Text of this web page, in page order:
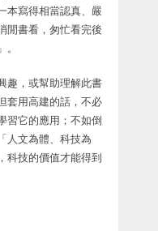
本寫得相當認真、嚴
閒書看，匆忙看完後
趣，或幫助理解此書
套用高建的話，不必
習它的應用；不如倒
人文為體、科技為
科技的價值才能得到